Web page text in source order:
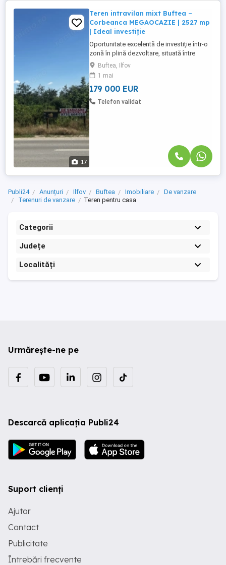
17
Teren intravilan mixt Buftea –
Corbeanca MEGAOCAZIE | 2527 mp
| Ideal investiție
Oportunitate excelentă de investiție într-o
zonă în plină dezvoltare, situată între
Buftea și Corbeanca! Deschidere la sos.
Tamasi langa Rombiz Terenul este
imprejmuit cu gard in zona stradala, lateral
dreapta si spate. Vă propunem spre
vânzare un teren intravilan mixt, cu o
Buftea, Ilfov
1 mai
179 000 EUR
Telefon validat
Publi24 Anunțuri Ilfov Buftea Imobiliare
De vanzare
Terenuri de vanzare
Teren pentru casa
Categorii
Județe
Localități
Urmărește-ne pe
Descarcă aplicația Publi24
Suport clienți
Ajutor
Contact
Publicitate
Întrebări frecvente